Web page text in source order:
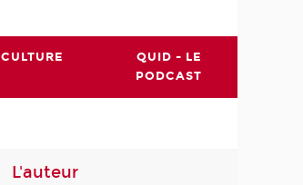
CULTURE
QUID - LE
PODCAST
L'auteur